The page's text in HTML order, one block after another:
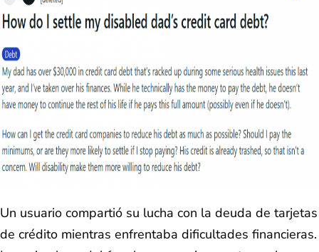
Un usuario compartió su lucha con la deuda de tarjetas
de crédito mientras enfrentaba dificultades financieras.